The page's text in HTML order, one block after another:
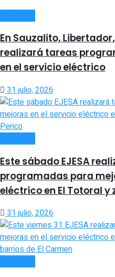
En Sauzalito,
realizará tareas
en el servicio eléctrico
31 julio, 2026
Este sábado EJESA
programadas para
eléctrico en El Totoral
31 julio, 2026